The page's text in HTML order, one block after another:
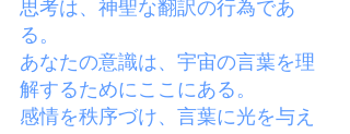
思考は、神聖な翻訳の行為であ
る。
あなたの意識は、宇宙の言葉を理
解するためにここにある。
感情を秩序づけ、言葉に光を与え